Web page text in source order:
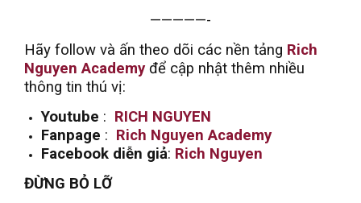
—————-
Hãy follow và ấn theo dõi các nền tảng Rich
Nguyen Academyđể cập nhật thêm nhiều
thông tin thú vị:
Youtube : RICH NGUYEN
Fanpage : Rich Nguyen Academy
Facebook diễn giả: Rich Nguyen
ĐỪNG BỎ LỠ